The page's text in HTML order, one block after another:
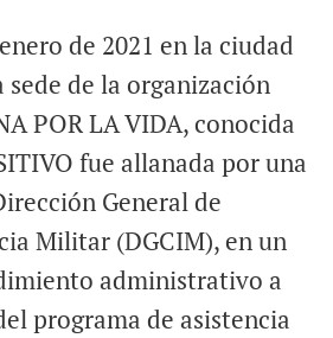
de 2021 en la ciudad
sede de la organización
POR LA VIDA, conocida
fue allanada por una
General de
Militar (DGCIM), en un
administrativo a
programa de asistencia